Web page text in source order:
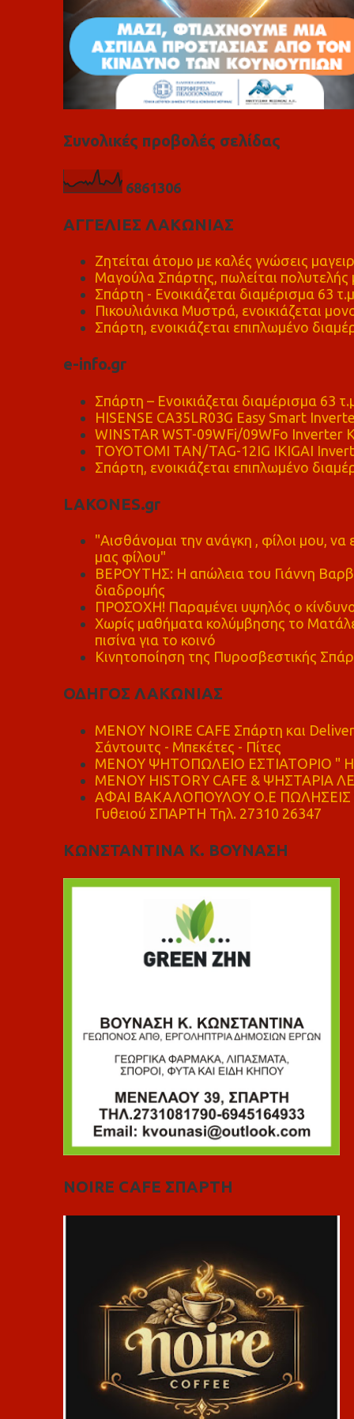
Συνολικές προβολές σελίδας
6861306
ΑΓΓΕΛΙΕΣ ΛΑΚΩΝΙΑΣ
Ζητείται άτομο με καλές γνώσεις
Μαγούλα Σπάρτης, πωλείται πολυτελής
Σπάρτη - Ενοικιάζεται διαμέρισμα 63 τ.μ
Πικουλιάνικα Μυστρά, ενοικιάζεται
Σπάρτη, ενοικιάζεται επιπλωμένο
e-info.gr
Σπάρτη – Ενοικιάζεται διαμέρισμα 63
HISENSE CA35LR03G Easy Smart
WINSTAR WST-09WFi/09WFo Inverter
TOYOTOMI TAN/TAG-12IG IKIGAI
Σπάρτη, ενοικιάζεται επιπλωμένο
LAKONES.gr
"Αισθάνομαι την ανάγκη , φίλοι μου,
μας φίλου"
ΒΕΡΟΥΤΗΣ: Η απώλεια του Γιάννη
διαδρομής
ΠΡΟΣΟΧΗ! Παραμένει υψηλός ο
Χωρίς μαθήματα κολύμβησης το
πισίνα για το κοινό
Κινητοποίηση της Πυροσβεστικής
ΟΔΗΓΟΣ ΛΑΚΩΝΙΑΣ
MENOY NOIRE CAFE Σπάρτη και
Σάντουιτς - Μπεκέτες - Πίτες
ΜΕΝΟΥ ΨΗΤΟΠΩΛΕΙΟ ΕΣΤΙΑΤΟΡΙΟ "
ΜΕΝΟΥ HISTORY CAFE & ΨΗΣΤΑΡΙΑ
ΑΦΑΙ ΒΑΚΑΛΟΠΟΥΛΟΥ Ο.Ε ΠΩΛΗΣΕΙΣ
Γυθειού ΣΠΑΡΤΗ Τηλ. 27310 26347
ΚΩΝΣΤΑΝΤΙΝΑ Κ. ΒΟΥΝΑΣΗ
NOIRE CAFE ΣΠΑΡΤΗ